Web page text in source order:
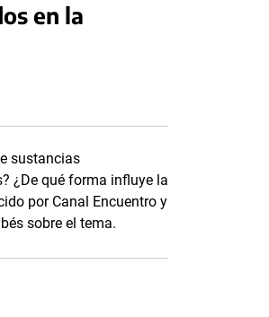
en la
sustancias
¿De qué forma influye la
por Canal Encuentro y
sobre el tema.